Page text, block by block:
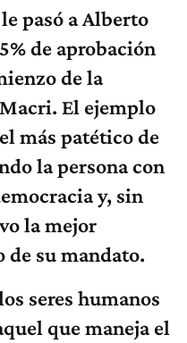
pasó a Alberto
de aprobación
de la
El ejemplo
más patético de
la persona con
y, sin
la mejor
de su mandato.
seres humanos
que maneja el